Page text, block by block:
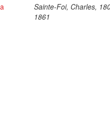
Sainte-Foi, Charles,
1861